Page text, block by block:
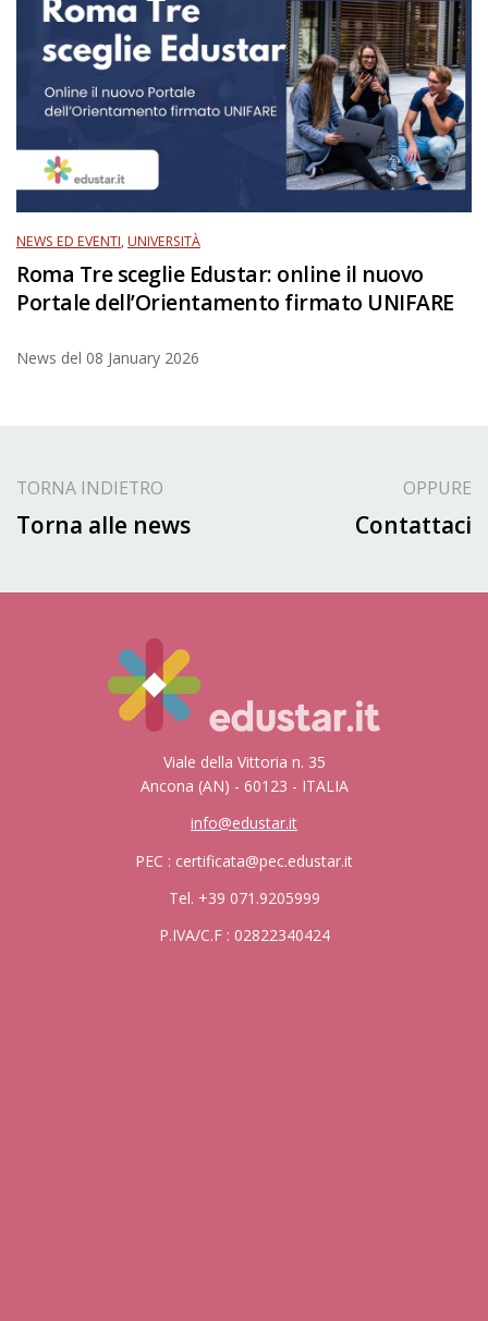
NEWS ED EVENTI,UNIVERSITÀ
Roma Tre sceglie Edustar: online il nuovo
Portale dell’Orientamento firmato UNIFARE
News del 08 January 2026
TORNA INDIETRO
Torna alle news
OPPURE
Contattaci
Viale della Vittoria n. 35
Ancona (AN) - 60123 - ITALIA
info@edustar.it
PEC : certificata@pec.edustar.it
Tel. +39 071.9205999
P.IVA/C.F : 02822340424